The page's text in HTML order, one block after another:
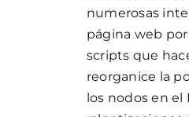
numerosas
página web
scripts que
reorganice la
los nodos en el